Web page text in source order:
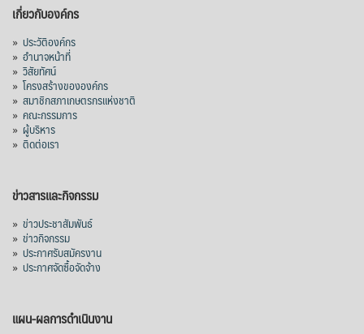
เกี่ยวกับองค์กร
» ประวัติองค์กร
» อำนาจหน้าที่
» วิสัยทัศน์
» โครงสร้างขององค์กร
» สมาชิกสภาเกษตรกรแห่งชาติ
» คณะกรรมการ
» ผู้บริหาร
» ติดต่อเรา
ข่าวสารและกิจกรรม
» ข่าวประชาสัมพันธ์
» ข่าวกิจกรรม
» ประกาศรับสมัครงาน
» ประกาศจัดซื้อจัดจ้าง
แผน-ผลการดำเนินงาน